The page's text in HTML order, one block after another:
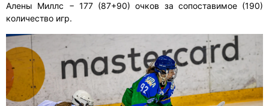
Алены Миллс − 177 (87+90) очков за сопоставимое (190)
количество игр.